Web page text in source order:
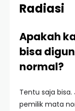
Radiasi
Apakah
bisa
normal?
Tentu saja
pemilik mata